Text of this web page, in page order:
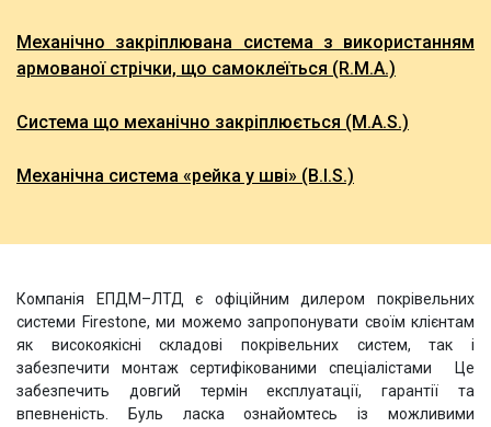
Підземні об’єкти
Механічно закріплювана система з використанням
армованої стрічки, що самоклеїться (R.M.A.)
Система що механічно закріплюється (M.A.S.)
Механічна система «рейка у шві» (B.I.S.)
Компанія ЕПДМ–ЛТД є офіційним дилером покрівельних
системи Firestone, ми можемо запропонувати своїм клієнтам
як високоякісні складові покрівельних систем, так і
забезпечити монтаж сертифікованими спеціалістами Це
забезпечить довгий термін експлуатації, гарантії та
впевненість. Буль ласка ознайомтесь із можливими